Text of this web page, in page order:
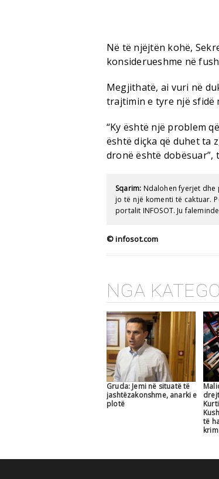
Në të njëjtën kohë,
konsiderueshme në
Megjithatë, ai vuri në
trajtimin e tyre një sfidë
“Ky është një problem
është diçka që duhet ta
dronë është dobësuar”,
Sqarim: Ndalohen fyerjet dhe
jo të një komenti të caktuar.
portalit INFOSOT. Ju
© infosot.com
NGA
Gruda: Jemi në situatë të
jashtëzakonshme, anarki e
plotë
të